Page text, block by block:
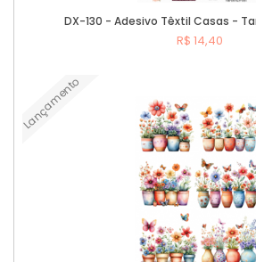
DX-130 - Adesivo Têxtil Casas -
R$ 14,40
Lançamento